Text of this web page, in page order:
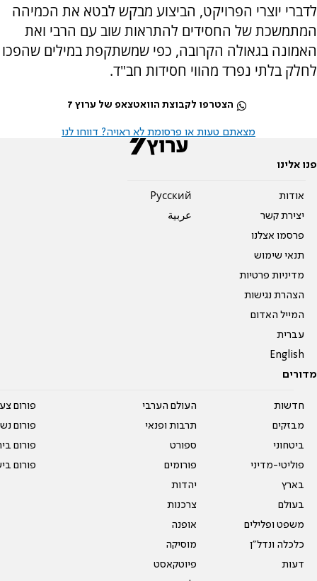
לדברי יוצרי הפרויקט, הביצוע מבקש לבטא את הכמיהה
המתמשכת של החסידים להתראות שוב עם הרבי ואת
האמונה בגאולה הקרובה, כפי שמשתקפת במילים שהפכו
לחלק בלתי נפרד מהווי חסידות חב"ד.
הצטרפו לקבוצת הוואטצאפ של ערוץ 7
מצאתם טעות או פרסומת לא ראויה? דווחו לנו
פנו אלינו
אודות
יצירת קשר
פרסמו אצלנו
תנאי שימוש
מדיניות פרטיות
הצהרת נגישות
המייל האדום
עברית
English
Pусский
عربية
מדורים
חדשות
מבזקים
ביטחוני
פוליטי-מדיני
בארץ
בעולם
משפט ופלילים
כלכלה ונדל"ן
דעות
העולם הערבי
תרבות ופנאי
ספורט
פורומים
יהדות
צרכנות
אופנה
מוסיקה
פיוטקאסט
פורום
פורום
פורום
פורום